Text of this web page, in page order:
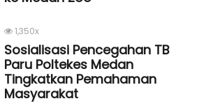
1,350x
Sosialisasi Pencegahan TB
Paru Poltekes Medan
Tingkatkan Pemahaman
Masyarakat